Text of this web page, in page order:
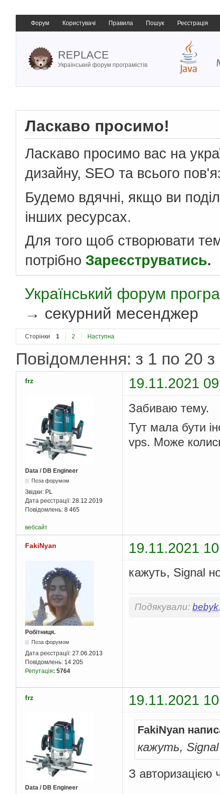
Форум Користувачі Правила Пошук Реєстрація
REPLACE
Український форум програмістів
Ласкаво просимо!
Ласкаво просимо вас на
дизайну, SEO та всього
Будемо вдячні, якщо ви
інших ресурсах.
Для того щоб створювати
потрібно Зареєструватись.
Український форум
→ секурний месенджер
Сторінки 1 2 Наступна
Повідомлення: з 1 по 20 з
frz 19.11.2021
Data / DB Engineer
Поза форумом
Звідки: PL
Дата реєстрації: 28.12.2019
Повідомлень: 8 465
Забиваю тему.
Тут мала бути
vps. Може
вебсайт
FakiNyan 19.11.2021
Робітниця.
Поза форумом
Дата реєстрації: 27.06.2013
Повідомлень: 14 205
Репутація: 5764
кажуть, Signal
Подякували: bebyk
frz 19.11.2021
Data / DB Engineer
FakiNyan
кажуть,
З авторизацією